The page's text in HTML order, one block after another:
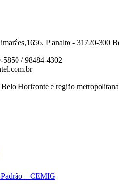
Planalto - 31720-300
5850 / 98484-4302
Horizonte e região
– CEMIG